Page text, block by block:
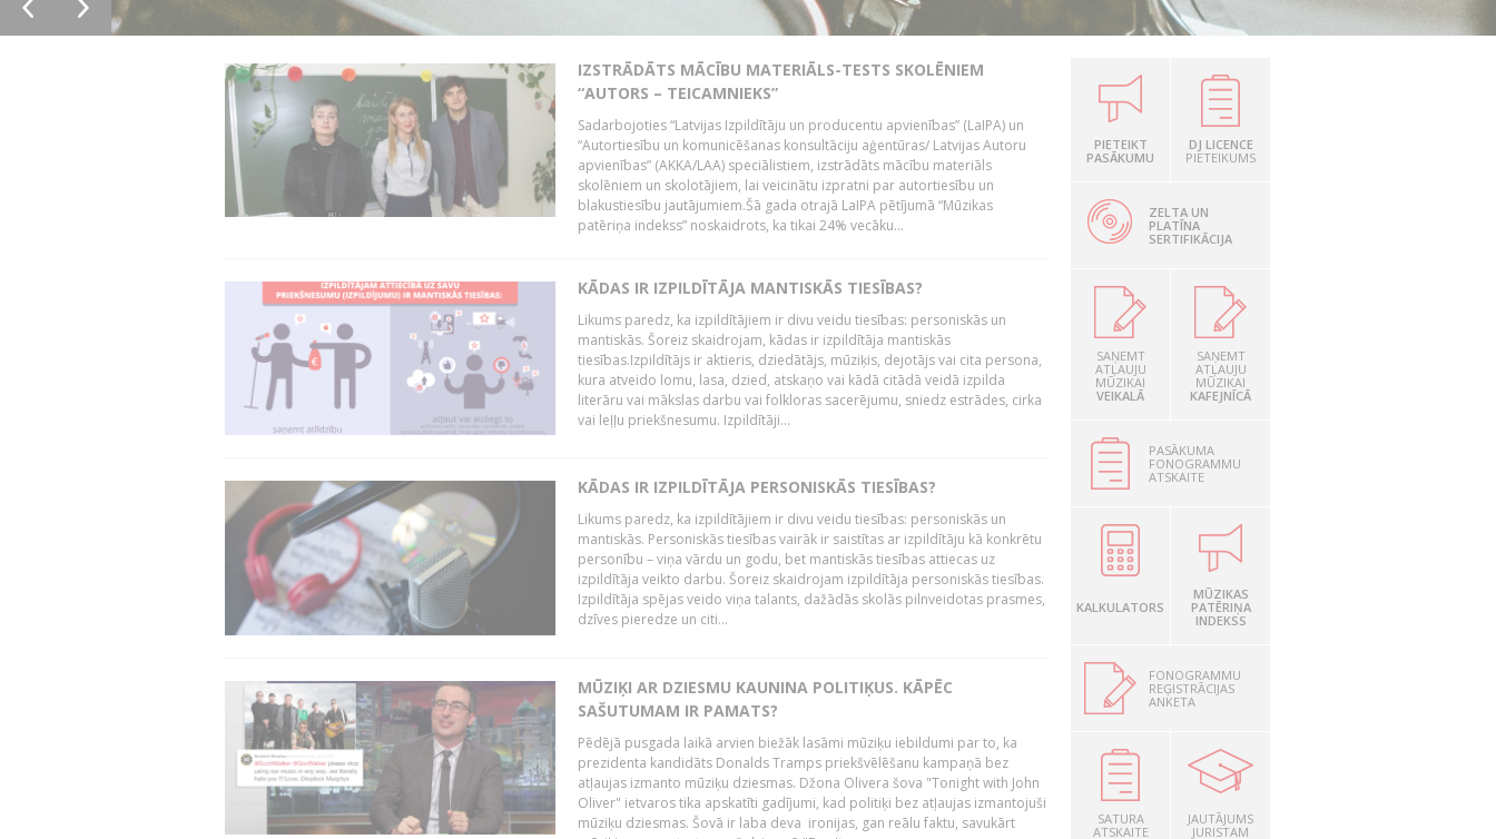
IZSTRĀDĀTS MĀCĪBU MATERIĀLS-TESTS SKOLĒNIEM
“AUTORS – TEICAMNIEKS”
Sadarbojoties “Latvijas Izpildītāju un producentu apvienības” (LaIPA) un
“Autortiesību un komunicēšanas konsultāciju aģentūras/ Latvijas Autoru
apvienības” (AKKA/LAA) speciālistiem, izstrādāts mācību materiāls
skolēniem un skolotājiem, lai veicinātu izpratni par autortiesību un
blakustiesību jautājumiem.Šā gada otrajā LaIPA pētījumā “Mūzikas
patēriņa indekss” noskaidrots, ka tikai 24% vecāku...
KĀDAS IR IZPILDĪTĀJA MANTISKĀS TIESĪBAS?
Likums paredz, ka izpildītājiem ir divu veidu tiesības: personiskās un
mantiskās. Šoreiz skaidrojam, kādas ir izpildītāja mantiskās
tiesības.Izpildītājs ir aktieris, dziedātājs, mūziķis, dejotājs vai cita persona,
kura atveido lomu, lasa, dzied, atskaņo vai kādā citādā veidā izpilda
literāru vai mākslas darbu vai folkloras sacerējumu, sniedz estrādes, cirka
vai leļļu priekšnesumu. Izpildītāji...
KĀDAS IR IZPILDĪTĀJA PERSONISKĀS TIESĪBAS?
Likums paredz, ka izpildītājiem ir divu veidu tiesības: personiskās un
mantiskās. Personiskās tiesības vairāk ir saistītas ar izpildītāju kā konkrētu
personību – viņa vārdu un godu, bet mantiskās tiesības attiecas uz
izpildītāja veikto darbu. Šoreiz skaidrojam izpildītāja personiskās tiesības.
Izpildītāja spējas veido viņa talants, dažādās skolās pilnveidotas prasmes,
dzīves pieredze un citi...
MŪZIĶI AR DZIESMU KAUNINA POLITIĶUS. KĀPĒC
SAŠUTUMAM IR PAMATS?
Pēdējā pusgada laikā arvien biežāk lasāmi mūziķu iebildumi par to, ka
prezidenta kandidāts Donalds Tramps priekšvēlēšanu kampaņā bez
atļaujas izmanto mūziķu dziesmas. Džona Olivera šova "Tonight with John
Oliver" ietvaros tika apskatīti gadījumi, kad politiķi bez atļaujas izmantojuši
mūziķu dziesmas. Šovā ir laba deva ironijas, gan reālu faktu, savukārt
PIETEIKT
PASĀKUMU
DJ LICENCE
PIETEIKUMS
ZELTA UN
PLATĪNA
SERTIFIKĀCIJA
SAŅEMT
ATĻAUJU
MŪZIKAI
VEIKALĀ
SAŅEMT
ATĻAUJU
MŪZIKAI
KAFEJNĪCĀ
PASĀKUMA
FONOGRAMMU
ATSKAITE
KALKULATORS
MŪZIKAS
PATĒRIŅA
INDEKSS
FONOGRAMMU
REĢISTRĀCIJAS
ANKETA
SATURA
ATSKAITE
JAUTĀJUMS
JURISTAM